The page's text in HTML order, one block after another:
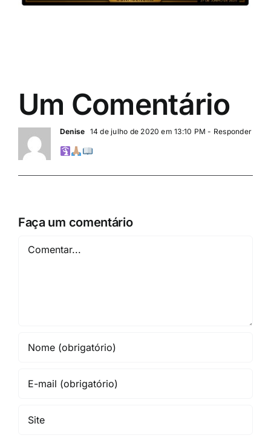
Um Comentário
Denise 14 de julho de 2020 em 13:10 PM - Responder
Faça um comentário